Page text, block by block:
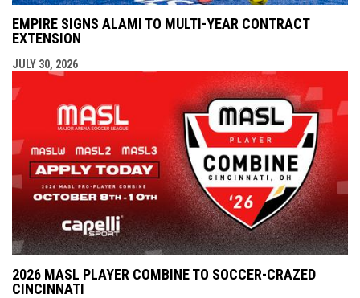
EMPIRE SIGNS ALAMI TO MULTI-YEAR CONTRACT
EXTENSION
JULY 30, 2026
2026 MASL PLAYER COMBINE TO SOCCER-CRAZED
CINCINNATI